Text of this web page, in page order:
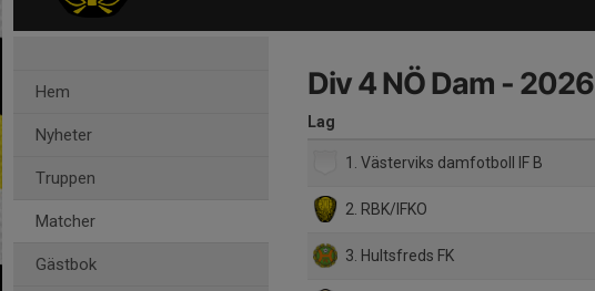
Hem
Nyheter
Truppen
Matcher
Gästbok
Div 4 NÖ Dam - 2026
Lag
1. Västerviks damfotboll IF B
2. RBK/IFKO
3. Hultsfreds FK